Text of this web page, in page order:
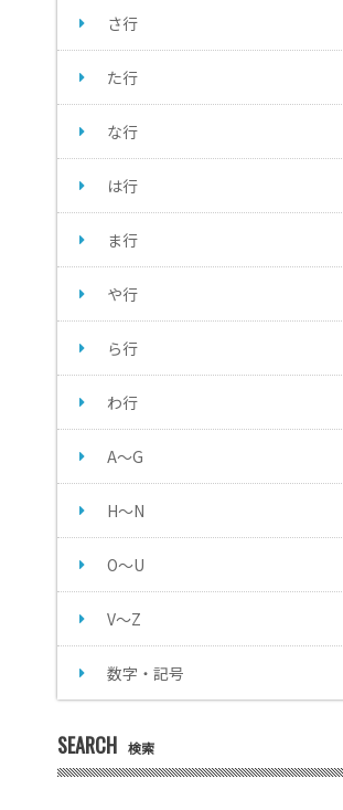
さ行
た行
な行
は行
ま行
や行
ら行
わ行
A～G
H～N
O～U
V～Z
数字・記号
SEARCH 検索